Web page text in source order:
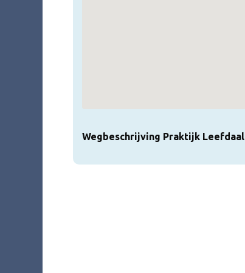
Wegbeschrijving Praktijk Leefdaal